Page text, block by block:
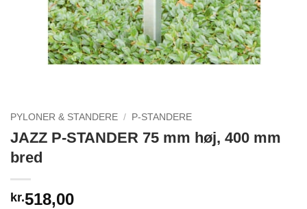
PYLONER & STANDERE / P-STANDERE
JAZZ P-STANDER 75 mm høj, 400 mm
bred
kr.518,00